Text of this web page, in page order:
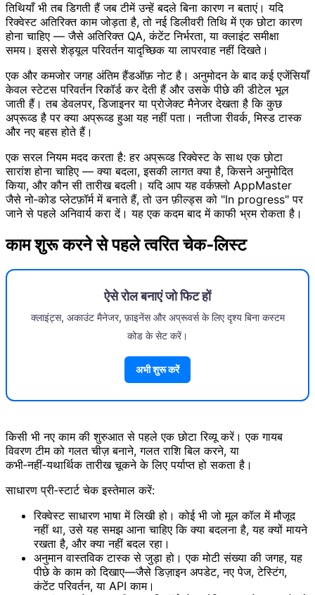
तिथियाँ भी तब डिगती हैं जब टीमें उन्हें बदले बिना कारण न बताएं। यदि
रिक्वेस्ट अतिरिक्त काम जोड़ता है, तो नई डिलीवरी तिथि में एक छोटा कारण
होना चाहिए — जैसे अतिरिक्त QA, कंटेंट निर्भरता, या क्लाइंट समीक्षा
समय। इससे शेड्यूल परिवर्तन यादृच्छिक या लापरवाह नहीं दिखते।
एक और कमजोर जगह अंतिम हैंडऑफ़ नोट है। अनुमोदन के बाद कई एजेंसियाँ
केवल स्टेटस परिवर्तन रिकॉर्ड कर देती हैं और उसके पीछे की डीटेल भूल
जाती हैं। तब डेवलपर, डिजाइनर या प्रोजेक्ट मैनेजर देखता है कि कुछ
अप्रूव्ड है पर क्या अप्रूव्ड हुआ यह नहीं पता। नतीजा रीवर्क, मिस्ड टास्क
और नए बहस होते हैं।
एक सरल नियम मदद करता है: हर अप्रूव्ड रिक्वेस्ट के साथ एक छोटा
सारांश होना चाहिए — क्या बदला, इसकी लागत क्या है, किसने अनुमोदित
किया, और कौन सी तारीख बदली। यदि आप यह वर्कफ़्लो AppMaster
जैसे नो‑कोड प्लेटफ़ॉर्म में बनाते हैं, तो उन फ़ील्ड्स को "In progress" पर
जाने से पहले अनिवार्य करा दें। यह एक कदम बाद में काफी भ्रम रोकता है।
काम शुरू करने से पहले त्वरित चेक‑लिस्ट
ऐसे रोल बनाएं जो फिट हों
क्लाइंट्स, अकाउंट मैनेजर, फ़ाइनेंस और अप्रूवर्स के लिए दृश्य बिना कस्टम
कोड के सेट करें।
अभी शुरू करें
किसी भी नए काम की शुरुआत से पहले एक छोटा रिव्यू करें। एक गायब
विवरण टीम को गलत चीज़ बनाने, गलत राशि बिल करने, या
कभी‑नहीं‑यथार्थिक तारीख चूकने के लिए पर्याप्त हो सकता है।
साधारण प्री‑स्टार्ट चेक इस्तेमाल करें:
रिक्वेस्ट साधारण भाषा में लिखी हो। कोई भी जो मूल कॉल में मौजूद
नहीं था, उसे यह समझ आना चाहिए कि क्या बदलना है, यह क्यों मायने
रखता है, और क्या नहीं बदल रहा।
अनुमान वास्तविक टास्क से जुड़ा हो। एक मोटी संख्या की जगह, यह
पीछे के काम को दिखाए—जैसे डिज़ाइन अपडेट, नए पेज, टेस्टिंग,
कंटेंट परिवर्तन, या API काम।